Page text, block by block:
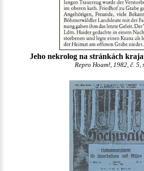
Jeho nekrolog na stránkách
Repro Hoam!, 1982, č. 5,